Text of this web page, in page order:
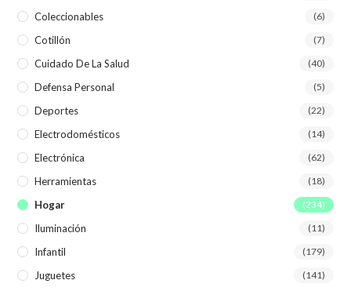
Coleccionables (6)
Cotillón (7)
Cuidado De La Salud (40)
Defensa Personal (5)
Deportes (22)
Electrodomésticos (14)
Electrónica (62)
Herramientas (18)
Hogar (234)
Iluminación (11)
Infantil (179)
Juguetes (141)